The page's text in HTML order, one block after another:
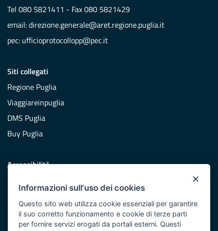
×
Informazioni sull'uso dei cookies
Questo sito web utilizza cookie essenziali per garantire
il suo corretto funzionamento e cookie di terze parti
per fornire servizi erogati da portali esterni. Questi
Tel 080 5821411 - Fax 080 5821429
email:direzione.generale@aret.regione.puglia.it
pec: ufficioprotocollopp@pec.it
Siti collegati
Regione Puglia
Viaggiareinpuglia
DMS Puglia
Buy Puglia
Accessibilità
Redazione
Responsabili pubblicazione